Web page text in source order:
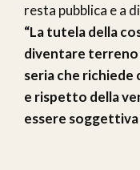
resta pubblica e a
“La tutela della
diventare terreno
seria che
e rispetto della
essere